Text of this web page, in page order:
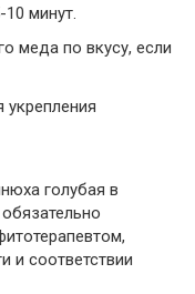
10 минут.
меда по вкусу, если
укрепления
голубая в
и соответствии